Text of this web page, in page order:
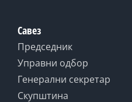
Савез
Председник
Управни одбор
Генерални секретар
Скупштина